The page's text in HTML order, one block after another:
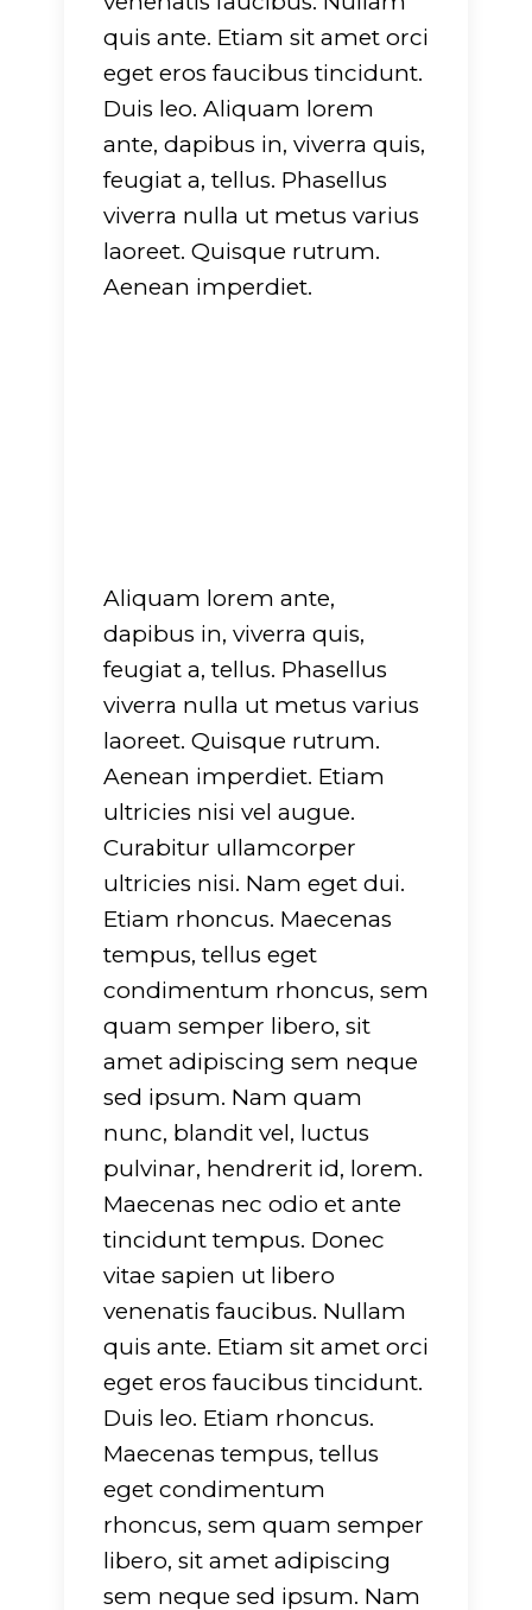
quis ante. Etiam sit amet orci
eget eros faucibus tincidunt.
Duis leo. Aliquam lorem
ante, dapibus in, viverra quis,
feugiat a, tellus. Phasellus
viverra nulla ut metus varius
laoreet. Quisque rutrum.
Aenean imperdiet.
Aliquam lorem ante,
dapibus in, viverra quis,
feugiat a, tellus. Phasellus
viverra nulla ut metus varius
laoreet. Quisque rutrum.
Aenean imperdiet. Etiam
ultricies nisi vel augue.
Curabitur ullamcorper
ultricies nisi. Nam eget dui.
Etiam rhoncus. Maecenas
tempus, tellus eget
condimentum rhoncus, sem
quam semper libero, sit
amet adipiscing sem neque
sed ipsum. Nam quam
nunc, blandit vel, luctus
pulvinar, hendrerit id, lorem.
Maecenas nec odio et ante
tincidunt tempus. Donec
vitae sapien ut libero
venenatis faucibus. Nullam
quis ante. Etiam sit amet orci
eget eros faucibus tincidunt.
Duis leo. Etiam rhoncus.
Maecenas tempus, tellus
eget condimentum
rhoncus, sem quam semper
libero, sit amet adipiscing
sem neque sed ipsum. Nam